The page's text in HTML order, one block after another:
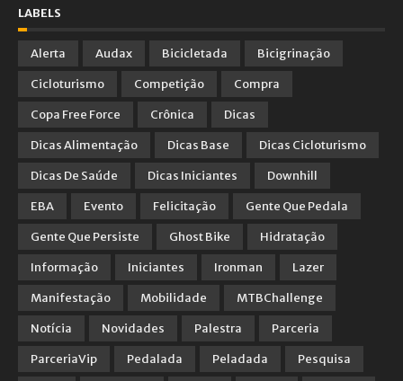
LABELS
Alerta Audax Bicicletada
Bicigrinação
Cicloturismo
Competição
Compra
Copa Free Force
Crônica
Dicas
Dicas Alimentação
Dicas Base
Dicas Cicloturismo
Dicas De Saúde
Dicas Iniciantes
Downhill
EBA
Evento Felicitação
Gente Que Pedala
Gente Que Persiste
Ghost Bike
Hidratação
Informação
Iniciantes Ironman
Lazer
Manifestação
Mobilidade
MTBChallenge
Notícia
Novidades Palestra
Parceria
ParceriaVip
Pedalada Peladada
Pesquisa